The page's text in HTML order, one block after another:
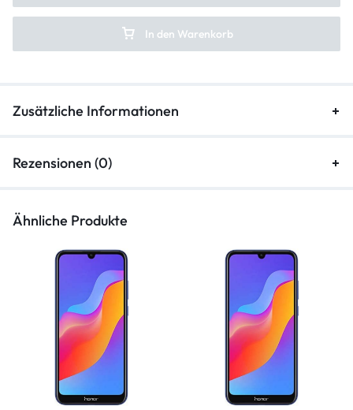
hauptkamera-reparatur
kameraglasreparatur
In den Warenkorb
Zusätzliche Informationen
Rezensionen (0)
Ähnliche Produkte